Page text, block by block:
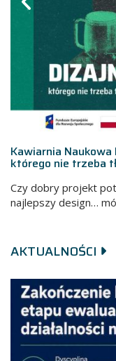
Kawiarnia
którego nie trzeba
Czy dobry projekt
najlepszy design…
AKTUALNOŚCI